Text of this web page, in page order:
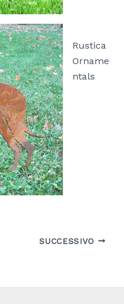
Rustica
Orname
ntals
SUCCESSIVO